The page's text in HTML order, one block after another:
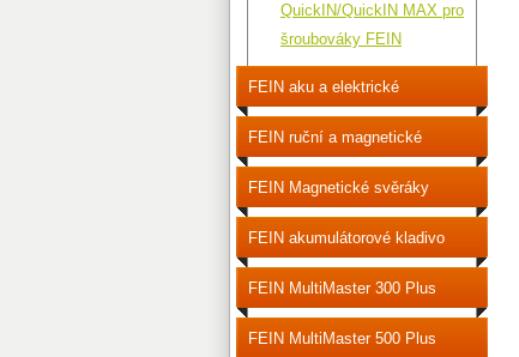
QuickIN/QuickIN MAX pro
šroubováky FEIN
FEIN aku a elektrické
šroubováky
FEIN ruční a magnetické
vrtačky
FEIN Magnetické svěráky
FEIN akumulátorové kladivo
vrtací
FEIN MultiMaster 300 Plus
FEIN MultiMaster 500 Plus